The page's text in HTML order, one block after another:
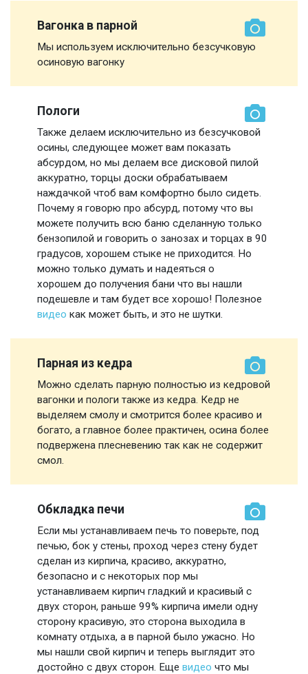
Вагонка в парной
Мы используем исключительно безсучковую
осиновую вагонку
Пологи
Также делаем исключительно из безсучковой
осины, следующее может вам показать
абсурдом, но мы делаем все дисковой пилой
аккуратно, торцы доски обрабатываем
наждачкой чтоб вам комфортно было сидеть.
Почему я говорю про абсурд, потому что вы
можете получить всю баню сделанную только
бензопилой и говорить о занозах и торцах в 90
градусов, хорошем стыке не приходится. Но
можно только думать и надеяться о
хорошем до получения бани что вы нашли
подешевле и там будет все хорошо! Полезное
видео как может быть, и это не шутки.
Парная из кедра
Можно сделать парную полностью из кедровой
вагонки и пологи также из кедра. Кедр не
выделяем смолу и смотрится более красиво и
богато, а главное более практичен, осина более
подвержена плесневению так как не содержит
смол.
Обкладка печи
Если мы устанавливаем печь то поверьте, под
печью, бок у стены, проход через стену будет
сделан из кирпича, красиво, аккуратно,
безопасно и с некоторых пор мы
устанавливаем кирпич гладкий и красивый с
двух сторон, раньше 99% кирпича имели одну
сторону красивую, это сторона выходила в
комнату отдыха, а в парной было ужасно. Но
мы нашли свой кирпич и теперь выглядит это
достойно с двух сторон. Еще видео что мы